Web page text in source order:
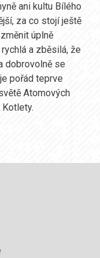
ani kultu Bílého
za co stojí ještě
úplně
a zběsilá, že
dobrovolně se
pořád teprve
Atomových